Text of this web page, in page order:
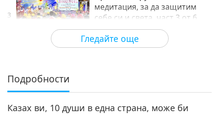
Гледайте още
3
медитация, за да защитим
себе си и света, част 3 от 6
Между Учителя и учениците 2022-06-16 8475
4
30:30
Между Учителя и учениците 2022-06-17 8541Преглед
Подробности
Казах ви, 10 души в една страна, може би